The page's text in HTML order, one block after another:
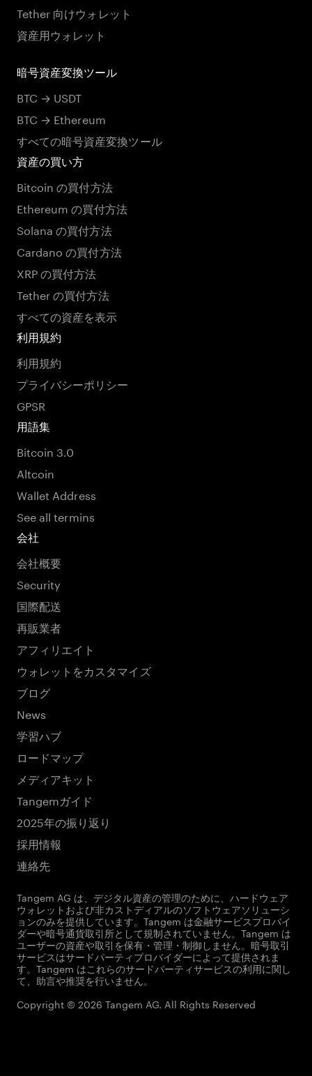
Tether 向けウォレット
資産用ウォレット
暗号資産変換ツール
BTC → USDT
BTC → Ethereum
すべての暗号資産変換ツール
資産の買い方
Bitcoin の買付方法
Ethereum の買付方法
Solana の買付方法
Cardano の買付方法
XRP の買付方法
Tether の買付方法
すべての資産を表示
利用規約
利用規約
プライバシーポリシー
GPSR
用語集
Bitcoin 3.0
Altcoin
Wallet Address
See all termins
会社
会社概要
Security
国際配送
再販業者
アフィリエイト
ウォレットをカスタマイズ
ブログ
News
学習ハブ
ロードマップ
メディアキット
Tangemガイド
2025年の振り返り
採用情報
連絡先
Tangem AG は、デジタル資産の管理のために、ハードウェア
ウォレットおよび非カストディアルのソフトウェアソリューシ
ョンのみを提供しています。Tangem は金融サービスプロバイ
ダーや暗号通貨取引所として規制されていません。Tangem は
ユーザーの資産や取引を保有・管理・制御しません。暗号取引
サービスはサードパーティプロバイダーによって提供されま
す。Tangem はこれらのサードパーティサービスの利用に関し
て、助言や推奨を行いません。